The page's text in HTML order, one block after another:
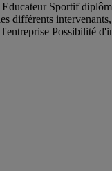
Sportif
différents
Possibilité